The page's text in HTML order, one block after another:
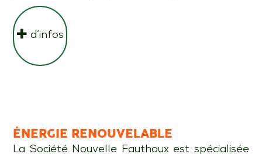
d’infos
ÉNERGIE RENOUVELABLE
La Société Nouvelle Fauthoux est spécialisée